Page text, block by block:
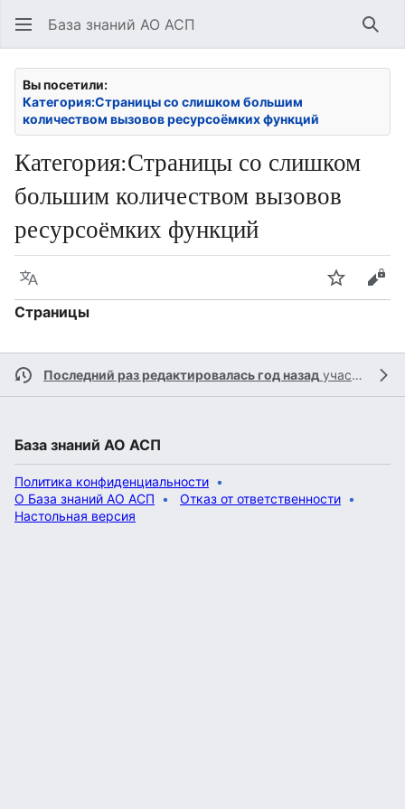
База знаний АО АСП
Вы посетили:
Категория:Страницы со слишком большим
количеством вызовов ресурсоёмких функций
Категория:Страницы со слишком
большим количеством вызовов
ресурсоёмких функций
Язык Следить
Страницы
Последний раз редактировалась год назад участником
База знаний АО АСП
Политика конфиденциальности
О База знаний АО АСП
Отказ от ответственности
Настольная версия